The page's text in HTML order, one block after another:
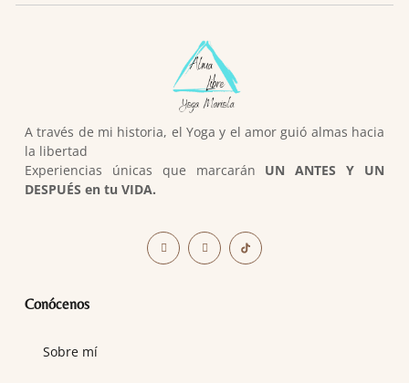
A través de mi historia, el Yoga y el amor guió almas hacia
la libertad
Experiencias únicas que marcarán UN ANTES Y UN
DESPUÉS en tu VIDA.
Conócenos
Sobre mí